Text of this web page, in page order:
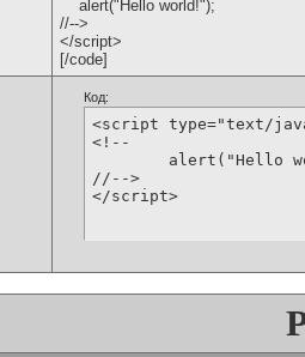
alert("Hello world!");
//-->
</script>
[/code]
Код:
<script type="text/
<!--
//-->
</script>